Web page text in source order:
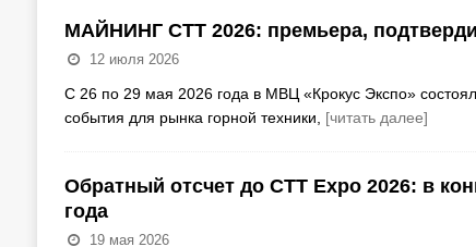
МАЙНИНГ СТТ 2026: премьера,
12 июля 2026
С 26 по 29 мая 2026 года в МВЦ «Крокус Экспо»
события для рынка горной техники, [читать далее]
Обратный отсчет до CTT Expo 2026: в
года
19 мая 2026